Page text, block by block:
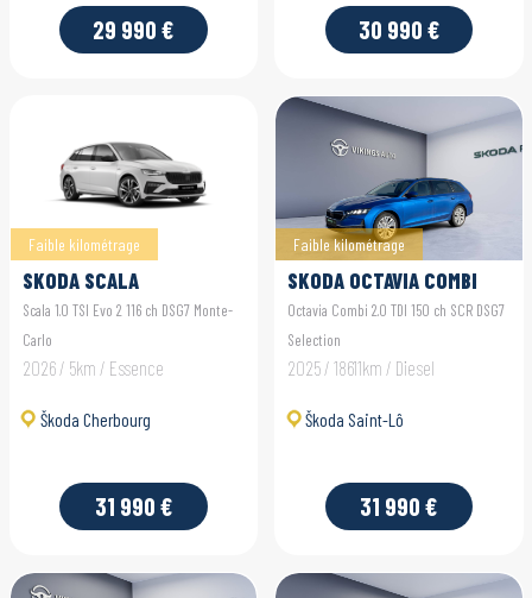
29 990 € 30 990 €
Faible kilométrage
SKODA SCALA
Scala 1.0 TSI Evo 2 116 ch DSG7 Monte-
Carlo
2026 / 5km / Essence
Škoda Cherbourg
31 990 €
Faible kilométrage
SKODA OCTAVIA COMBI
Octavia Combi 2.0 TDI 150 ch SCR DSG7
Selection
2025 / 18611km / Diesel
Škoda Saint-Lô
31 990 €